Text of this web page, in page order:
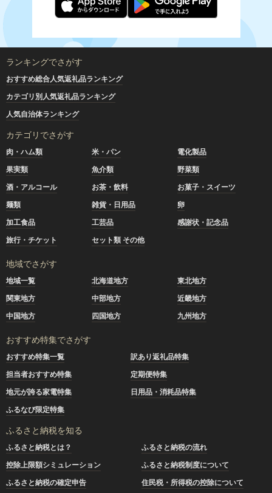
ランキングでさがす
おすすめ総合人気返礼品ランキング
カテゴリ別人気返礼品ランキング
人気自治体ランキング
カテゴリでさがす
肉・ハム類 米・パン
電化製品
果実類
魚介類
野菜類
酒・アルコール
お茶・飲料
お菓子・スイーツ
麺類
雑貨・日用品
卵
加工食品
工芸品
感謝状・記念品
旅行・チケット
セット類 その他
地域でさがす
地域一覧 北海道地方
東北地方
関東地方
中部地方
近畿地方
中国地方
四国地方 九州地方
おすすめ特集でさがす
おすすめ特集一覧
訳あり返礼品特集
担当者おすすめ特集
定期便特集
地元が誇る家電特集
日用品・消耗品特集
ふるなび限定特集
ふるさと納税を知る
ふるさと納税とは？
ふるさと納税の流れ
控除上限額シミュレーション
ふるさと納税制度について
ふるさと納税の確定申告
住民税・所得税の控除について